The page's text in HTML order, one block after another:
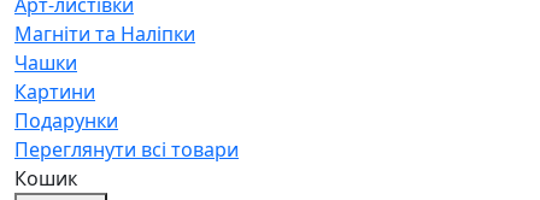
Магніти та Наліпки
Чашки
Картини
Подарунки
Переглянути всі товари
Кошик